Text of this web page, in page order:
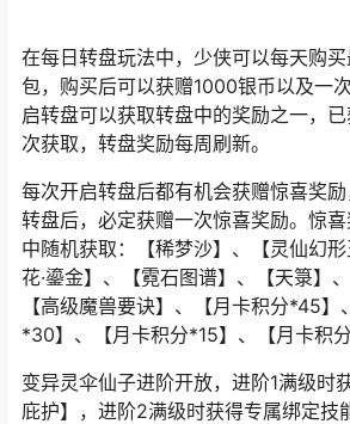
在每日转盘玩法中，少侠可以每天购
包，购买后可以获赠1000银币以及一
启转盘可以获取转盘中的奖励之一，
次获取，转盘奖励每周刷新。
每次开启转盘后都有机会获赠惊喜奖
转盘后，必定获赠一次惊喜奖励。惊
中随机获取：【稀梦沙】、【灵仙幻
花·鎏金】、【霓石图谱】、【天箓】
【高级魔兽要诀】、【月卡积分*45】
*30】、【月卡积分*15】、【月卡积分
变异灵伞仙子进阶开放，进阶1满级时
庇护】，进阶2满级时获得专属绑定技